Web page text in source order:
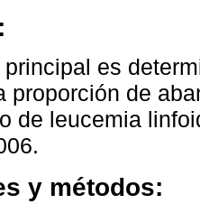
es
proporción de
de leucemia
y métodos: